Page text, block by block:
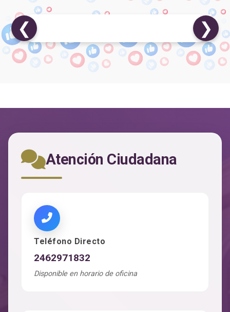
❮ ❯
Atención Ciudadana
Teléfono Directo
2462971832
Disponible en horario de oficina